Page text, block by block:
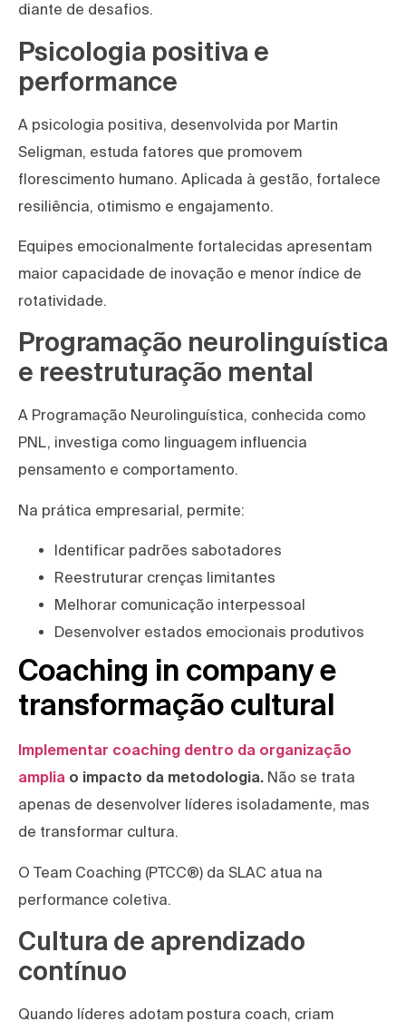
diante de desafios.
Psicologia positiva e
performance
A psicologia positiva, desenvolvida por Martin
Seligman, estuda fatores que promovem
florescimento humano. Aplicada à gestão, fortalece
resiliência, otimismo e engajamento.
Equipes emocionalmente fortalecidas apresentam
maior capacidade de inovação e menor índice de
rotatividade.
Programação neurolinguística
e reestruturação mental
A Programação Neurolinguística, conhecida como
PNL, investiga como linguagem influencia
pensamento e comportamento.
Na prática empresarial, permite:
Identificar padrões sabotadores
Reestruturar crenças limitantes
Melhorar comunicação interpessoal
Desenvolver estados emocionais produtivos
Coaching in company e
transformação cultural
Implementar coaching dentro da organização
amplia o impacto da metodologia. Não se trata
apenas de desenvolver líderes isoladamente, mas
de transformar cultura.
O Team Coaching (PTCC®) da SLAC atua na
performance coletiva.
Cultura de aprendizado
contínuo
Quando líderes adotam postura coach, criam